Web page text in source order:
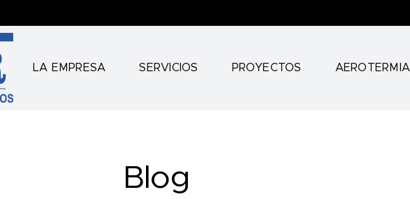
LA EMPRESA SERVICIOS PROYECTOS AEROTERMIA
Blog